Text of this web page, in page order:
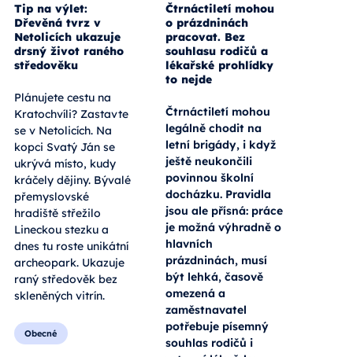
Tip na výlet:
Dřevěná tvrz v
Netolicích ukazuje
drsný život raného
středověku
Plánujete cestu na
Kratochvíli? Zastavte
se v Netolicích. Na
kopci Svatý Ján se
ukrývá místo, kudy
kráčely dějiny. Bývalé
přemyslovské
hradiště střežilo
Lineckou stezku a
dnes tu roste unikátní
archeopark. Ukazuje
raný středověk bez
skleněných vitrín.
Obecné
Čtrnáctiletí mohou
o prázdninách
pracovat. Bez
souhlasu rodičů a
lékařské prohlídky
to nejde
Čtrnáctiletí mohou
legálně chodit na
letní brigády, i když
ještě neukončili
povinnou školní
docházku. Pravidla
jsou ale přísná: práce
je možná výhradně o
hlavních
prázdninách, musí
být lehká, časově
omezená a
zaměstnavatel
potřebuje písemný
souhlas rodičů i